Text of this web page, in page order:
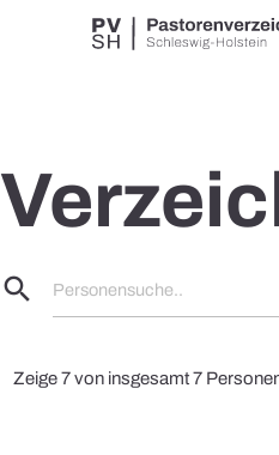
search Personensuche..
Zeige 7 von insgesamt 7